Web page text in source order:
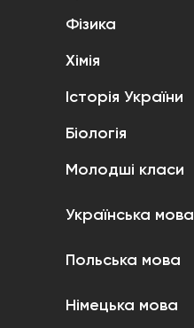
Фізика
Хімія
Історія України
Біологія
Молодші класи
Українська мова
Польська мова
Німецька мова